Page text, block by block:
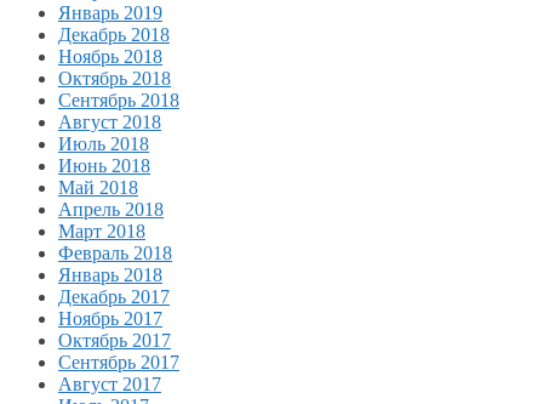
Январь 2019
Декабрь 2018
Ноябрь 2018
Октябрь 2018
Сентябрь 2018
Август 2018
Июль 2018
Июнь 2018
Май 2018
Апрель 2018
Март 2018
Февраль 2018
Январь 2018
Декабрь 2017
Ноябрь 2017
Октябрь 2017
Сентябрь 2017
Август 2017